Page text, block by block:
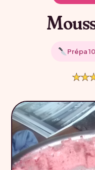
Prépa